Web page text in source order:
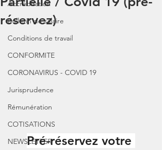
Accréditation
Bulletin de salaire
Conditions de travail
CONFORMITE
CORONAVIRUS - COVID 19
Jurisprudence
Rémunération
COTISATIONS
NEWSLETTER
réservez)
Pré-réservez votre